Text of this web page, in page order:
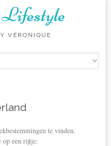
VÉRONIQUE
to
te vinden.
op een rijtje: